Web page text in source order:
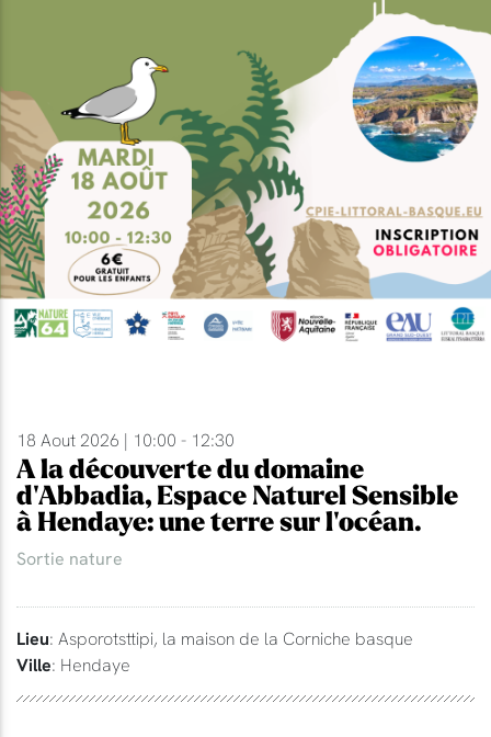
18 Aout 2026 | 10:00 - 12:30
A la découverte du domaine
d'Abbadia, Espace Naturel Sensible
à Hendaye: une terre sur l'océan.
Sortie nature
Lieu: Asporotsttipi, la maison de la Corniche basque
Ville: Hendaye